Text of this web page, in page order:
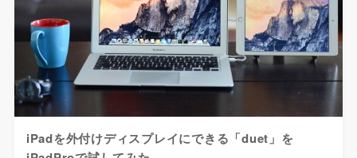
iPadを外付けディスプレイにできる「duet」を